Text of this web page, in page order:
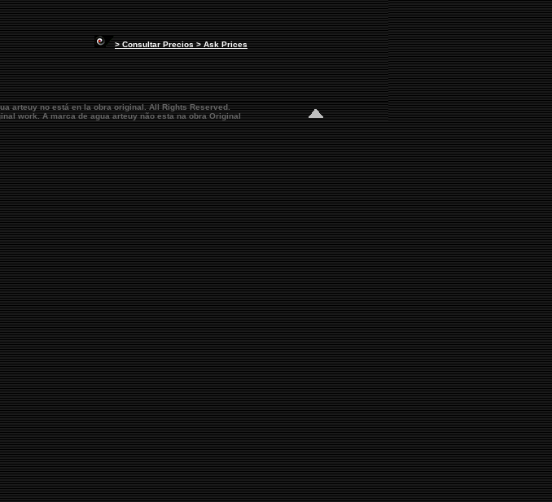
> Consultar Precios > Ask Prices
arteuyno está en la obra original.All Rights Reserved.
work. A marca de aguaarteuynão esta na obra Original